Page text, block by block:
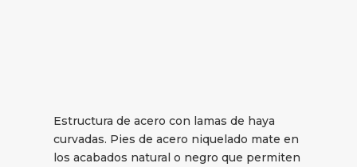
Estructura de acero con lamas de haya
curvadas. Pies de acero niquelado mate en
los acabados natural o negro que permiten